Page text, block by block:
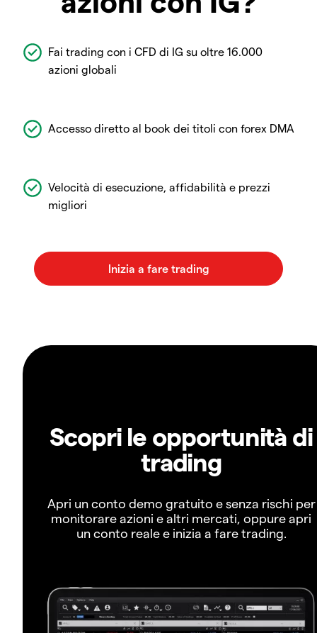
Fai trading con i CFD di IG su oltre 16.000
azioni globali
Accesso diretto al book dei titoli con forex DMA
Velocità di esecuzione, affidabilità e prezzi
migliori
Scopri le opportunità di
trading
Apri un conto demo gratuito e senza rischi per
monitorare azioni e altri mercati, oppure apri
un conto reale e inizia a fare trading.